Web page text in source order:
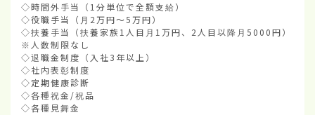
◇時間外手当（1分単位で全額支給）
◇役職手当（月2万円～5万円）
◇扶養手当（扶養家族1人目月1万円、2人目以降月5000円）
※人数制限なし
◇退職金制度（入社3年以上）
◇社内表彰制度
◇定期健康診断
◇各種祝金/祝品
◇各種見舞金